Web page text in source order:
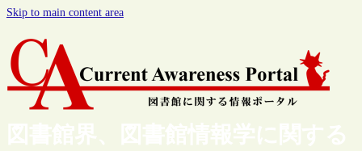
Skip to main content area
図書館界、図書館情報学に関する